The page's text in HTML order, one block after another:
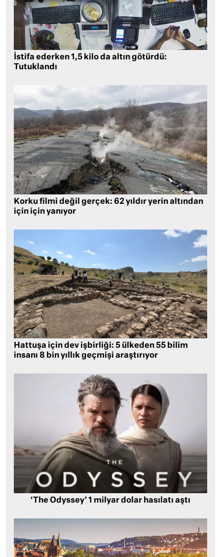
İstifa ederken 1,5 kilo da altın götürdü:
Tutuklandı
Korku filmi değil gerçek: 62 yıldır yerin altından
için için yanıyor
Hattuşa için dev işbirliği: 5 ülkeden 55 bilim
insanı 8 bin yıllık geçmişi araştırıyor
‘The Odyssey’ 1 milyar dolar hasılatı aştı